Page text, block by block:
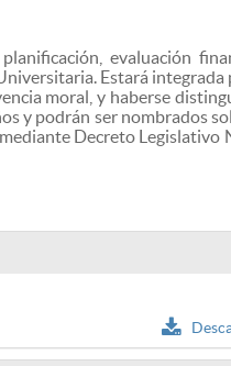
evaluación
Estará
moral, y haberse
y podrán ser nombrados
Decreto Legislativo